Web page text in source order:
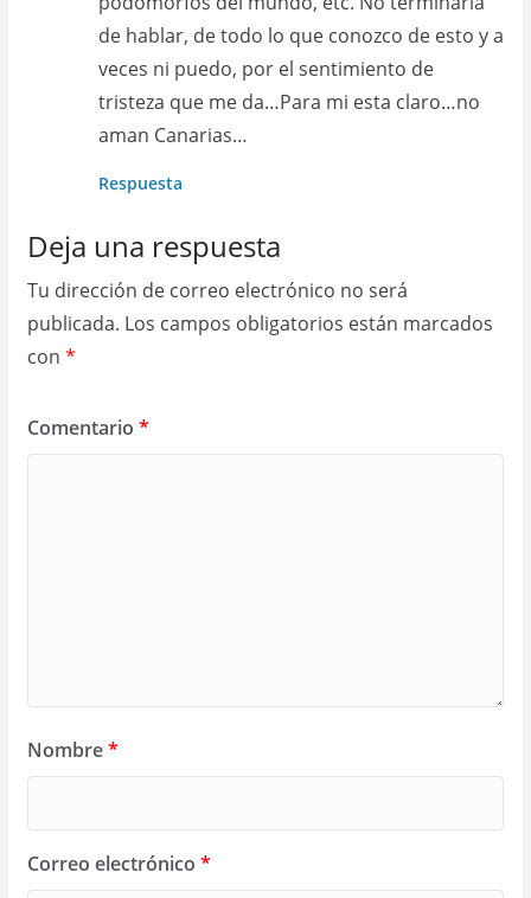
de hablar, de todo lo que conozco de esto y a
veces ni puedo, por el sentimiento de
tristeza que me da…Para mi esta claro…no
aman Canarias…
Respuesta
Deja una respuesta
Tu dirección de correo electrónico no será
publicada. Los campos obligatorios están marcados
con *
Comentario *
Nombre*
Correo electrónico *